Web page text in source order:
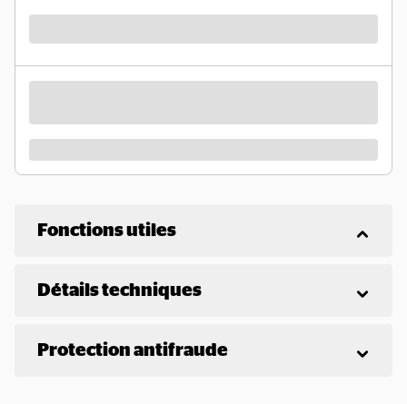
Fonctions utiles
Détails techniques
Protection antifraude